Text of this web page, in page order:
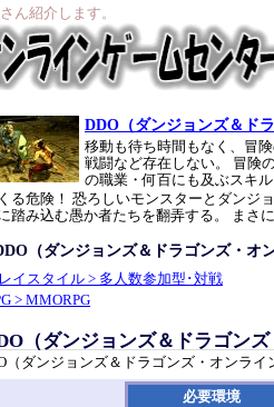
ん紹介します。
DDO（ダンジョンズ＆ド
移動も待ち時間もなく、冒
戦闘など存在しない。 冒険
の職業・何百にも及ぶスキ
る危険！ 恐ろしいモンスターとダンジ
踏み込む愚か者たちを翻弄する。 まさ
（ダンジョンズ＆ドラゴンズ・オ
イスタイル > 多人数参加型･対戦
> MMORPG
（ダンジョンズ＆ドラゴン
（ダンジョンズ＆ドラゴンズ・オンラ
必要環境